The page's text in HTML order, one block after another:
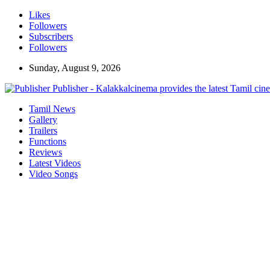
Likes
Followers
Subscribers
Followers
Sunday, August 9, 2026
Publisher - Kalakkalcinema provides the latest Tamil
Tamil News
Gallery
Trailers
Functions
Reviews
Latest Videos
Video Songs